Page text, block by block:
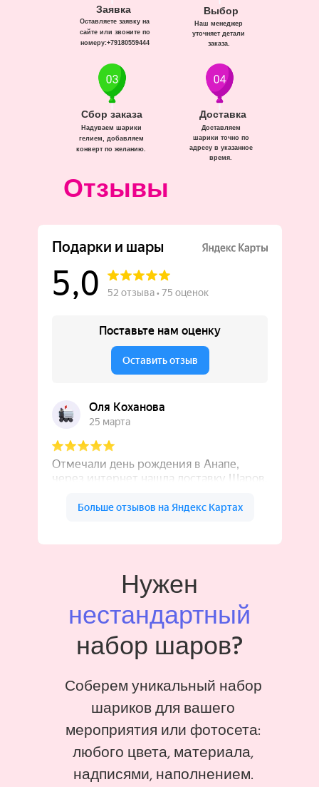
Доставка
Доставляем
шарики точно по
адресу в указанное
время.
Сбор заказа
Надуваем шарики
гелием, добавляем
конверт по желанию.
Заявка
Оставляете заявку на
сайте или звоните по
номеру:+79180559444
Выбор
Наш менеджер
уточняет детали
заказа.
Отзывы
Нужен
нестандартный
набор шаров?
Соберем уникальный набор
шариков для вашего
мероприятия или фотосета:
любого цвета, материала,
надписями, наполнением.